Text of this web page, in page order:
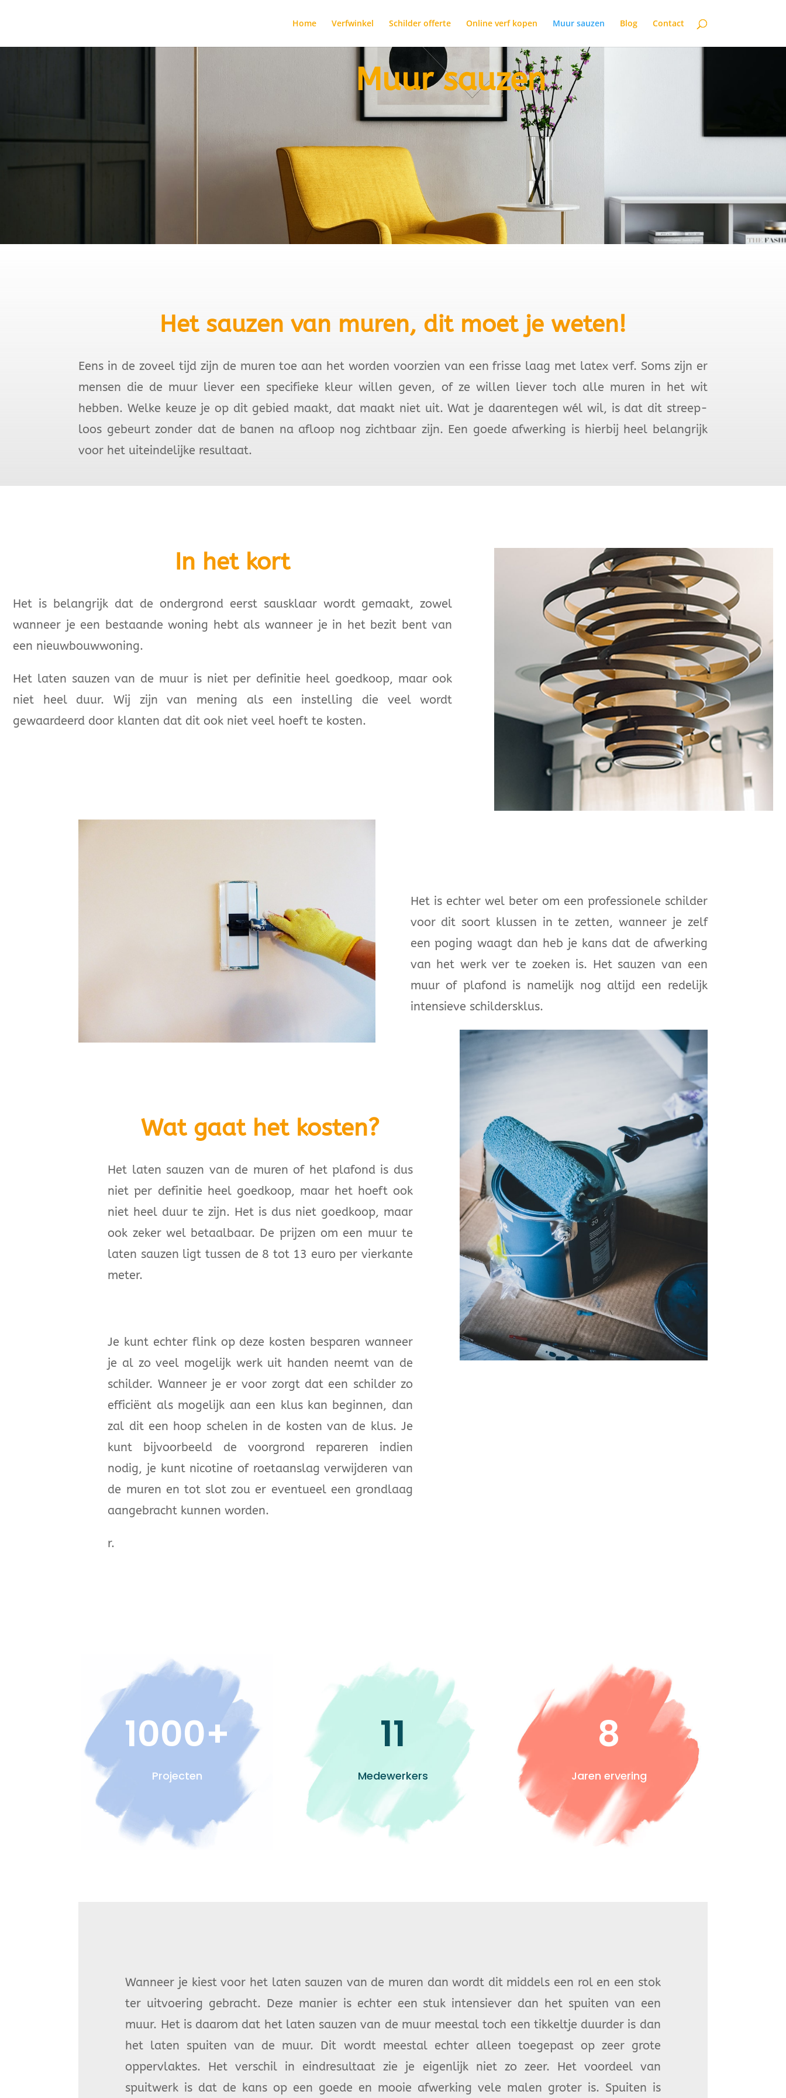
Home Verfwinkel Schilder offerte Online verf kopen Muur sauzen Blog Contact
Muur sauzen
Het sauzen van muren, dit moet je weten!
Eens in de zoveel tijd zijn de muren toe aan het worden voorzien van een frisse laag met latex verf. Soms zijn er
mensen die de muur liever een specifieke kleur willen geven, of ze willen liever toch alle muren in het wit
hebben. Welke keuze je op dit gebied maakt, dat maakt niet uit. Wat je daarentegen wél wil, is dat dit streep-
loos gebeurt zonder dat de banen na afloop nog zichtbaar zijn. Een goede afwerking is hierbij heel belangrijk
voor het uiteindelijke resultaat.
In het kort
Het is belangrijk dat de ondergrond eerst sausklaar wordt gemaakt, zowel
wanneer je een bestaande woning hebt als wanneer je in het bezit bent van
een nieuwbouwwoning.
Het laten sauzen van de muur is niet per definitie heel goedkoop, maar ook
niet heel duur. Wij zijn van mening als een instelling die veel wordt
gewaardeerd door klanten dat dit ook niet veel hoeft te kosten.
Het is echter wel beter om een professionele schilder
voor dit soort klussen in te zetten, wanneer je zelf
een poging waagt dan heb je kans dat de afwerking
van het werk ver te zoeken is. Het sauzen van een
muur of plafond is namelijk nog altijd een redelijk
intensieve schildersklus.
Wat gaat het kosten?
Het laten sauzen van de muren of het plafond is dus
niet per definitie heel goedkoop, maar het hoeft ook
niet heel duur te zijn. Het is dus niet goedkoop, maar
ook zeker wel betaalbaar. De prijzen om een muur te
laten sauzen ligt tussen de 8 tot 13 euro per vierkante
meter.
Je kunt echter flink op deze kosten besparen wanneer
je al zo veel mogelijk werk uit handen neemt van de
schilder. Wanneer je er voor zorgt dat een schilder zo
efficiënt als mogelijk aan een klus kan beginnen, dan
zal dit een hoop schelen in de kosten van de klus. Je
kunt bijvoorbeeld de voorgrond repareren indien
nodig, je kunt nicotine of roetaanslag verwijderen van
de muren en tot slot zou er eventueel een grondlaag
aangebracht kunnen worden.
r.
1000+
Projecten
11
Medewerkers
8
Jaren ervering
Wanneer je kiest voor het laten sauzen van de muren dan wordt dit middels een rol en een stok
ter uitvoering gebracht. Deze manier is echter een stuk intensiever dan het spuiten van een
muur. Het is daarom dat het laten sauzen van de muur meestal toch een tikkeltje duurder is dan
het laten spuiten van de muur. Dit wordt meestal echter alleen toegepast op zeer grote
oppervlaktes. Het verschil in eindresultaat zie je eigenlijk niet zo zeer. Het voordeel van
spuitwerk is dat de kans op een goede en mooie afwerking vele malen groter is. Spuiten is